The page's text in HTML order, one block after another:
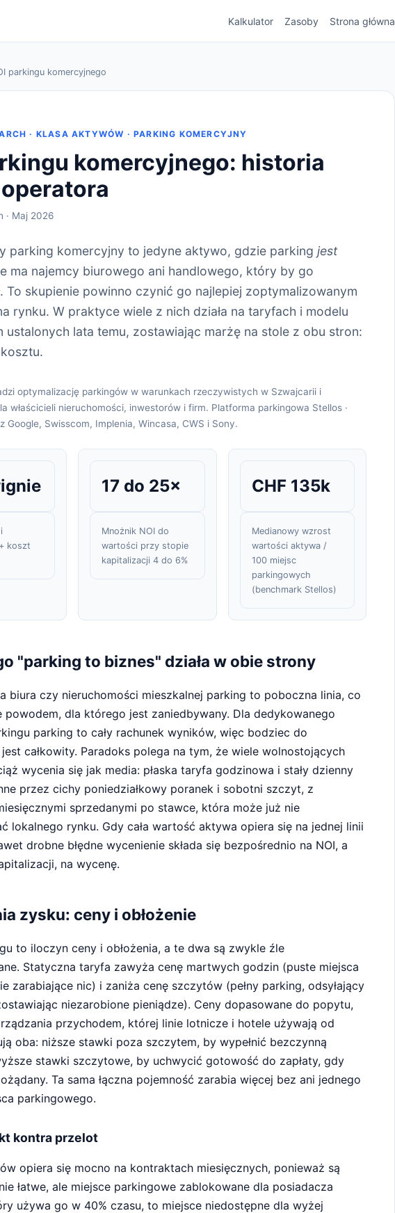
Kalkulator Zasoby Strona główna
parkingu komercyjnego
· KLASA AKTYWÓW · PARKING KOMERCYJNY
komercyjnego: historia
· Maj 2026
parking komercyjny to jedyne aktywo, gdzie parking jest
ma najemcy biurowego ani handlowego, który by go
To skupienie powinno czynić go najlepiej zoptymalizowanym
rynku. W praktyce wiele z nich działa na taryfach i modelu
ustalonych lata temu, zostawiając marżę na stole z obu stron:
optymalizację parkingów w warunkach rzeczywistych w Szwajcarii i
właścicieli nieruchomości, inwestorów i firm. Platforma parkingowa Stellos ·
Google, Swisscom, Implenia, Wincasa, CWS i Sony.
koszt
17 do 25×
Mnożnik NOI do
wartości przy stopie
kapitalizacji 4 do 6%
CHF 135k
Medianowy wzrost
wartości aktywa /
100 miejsc
parkingowych
(benchmark Stellos)
"parking to biznes" działa w obie strony
biura czy nieruchomości mieszkalnej parking to poboczna linia, co
powodem, dla którego jest zaniedbywany. Dla dedykowanego
parking to cały rachunek wyników, więc bodziec do
całkowity. Paradoks polega na tym, że wiele wolnostojących
wycenia się jak media: płaska taryfa godzinowa i stały dzienny
przez cichy poniedziałkowy poranek i sobotni szczyt, z
sprzedanymi po stawce, która może już nie
lokalnego rynku. Gdy cała wartość aktywa opiera się na jednej linii
drobne błędne wycenienie składa się bezpośrednio na NOI, a
na wycenę.
zysku: ceny i obłożenie
to iloczyn ceny i obłożenia, a te dwa są zwykle źle
Statyczna taryfa zawyża cenę martwych godzin (puste miejsca
zarabiające nic) i zaniża cenę szczytów (pełny parking, odsyłający
niezarobione pieniądze). Ceny dopasowane do popytu,
przychodem, której linie lotnicze i hotele używają od
oba: niższe stawki poza szczytem, by wypełnić bezczynną
stawki szczytowe, by uchwycić gotowość do zapłaty, gdy
Ta sama łączna pojemność zarabia więcej bez ani jednego
parkingowego.
kontra przelot
opiera się mocno na kontraktach miesięcznych, ponieważ są
łatwe, ale miejsce parkingowe zablokowane dla posiadacza
używa go w 40% czasu, to miejsce niedostępne dla wyżej